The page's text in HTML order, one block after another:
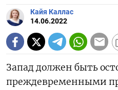
Кайя Каллас
14.06.2022
Запад должен быть
преждевременными